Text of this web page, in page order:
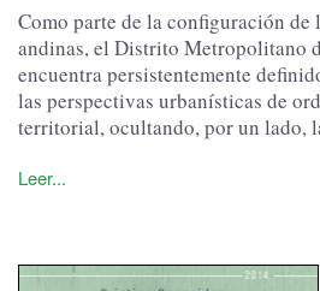
Como parte de la configuración de
andinas, el Distrito Metropolitano
encuentra persistentemente
las perspectivas urbanísticas de
territorial, ocultando, por un lado,
Leer...